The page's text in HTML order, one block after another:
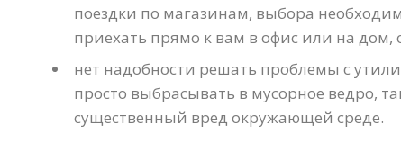
поездки по магазинам, выбора
приехать прямо к вам в офис или на дом,
нет надобности решать проблемы с
просто выбрасывать в мусорное ведро,
существенный вред окружающей среде.